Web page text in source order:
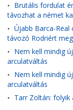
• Brutális fordulat
távozhat a német
• Újabb Barca-Real
távozó Rodriért
• Nem kell mindig
arculatváltás
• Nem kell mindig
arculatváltás
• Tarr Zoltán: folyik